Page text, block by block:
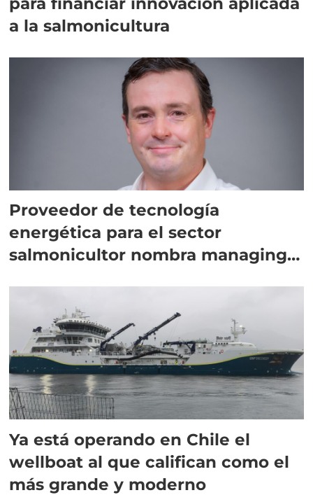
a la salmonicultura
Proveedor de tecnología
energética para el sector
salmonicultor nombra managing
Ya está operando en Chile el
wellboat al que califican como el
más grande y moderno